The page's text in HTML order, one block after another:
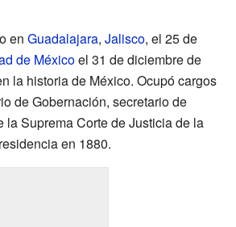
en Guadalajara, Jalisco, el 25 de
de Méxicoel 31 de diciembre de
la historia de México. Ocupó cargos
de Gobernación, secretario de
Suprema Corte de Justicia de la
en 1880.